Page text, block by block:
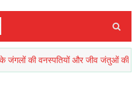
की वनस्पतियों और जीव जंतुओं की रिहाइश